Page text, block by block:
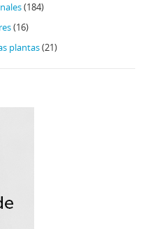
(184)
(16)
plantas(21)